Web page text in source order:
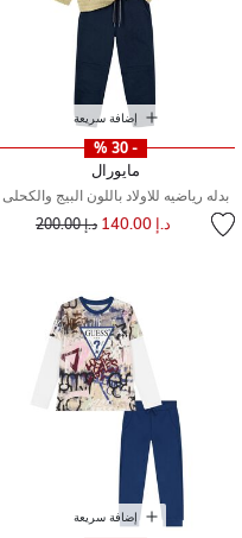
إضافة سريعة
- 30 %
مايورال
بدله رياضيه للاولاد باللون البيج والكحلى
د.إ 140.00 سعر مخفض مند.إ 200.00
إضافة سريعة